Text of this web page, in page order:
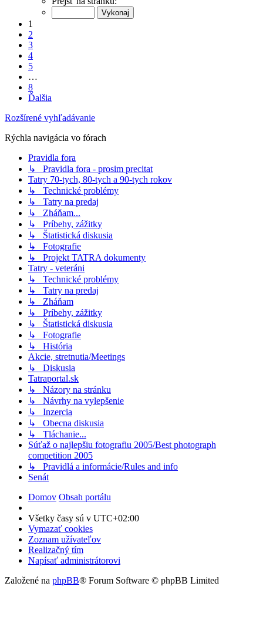
1
2
3
4
5
…
8
Ďalšia
Rozšírené vyhľadávanie
Rýchla navigácia vo fórach
Pravidla fora
↳ Pravidla fora - prosim precitat
Tatry 70-tych, 80-tych a 90-tych rokov
↳ Technické problémy
↳ Tatry na predaj
↳ Zháňam...
↳ Príbehy, zážitky
↳ Štatistická diskusia
↳ Fotografie
↳ Projekt TATRA dokumenty
Tatry - veteráni
↳ Technické problémy
↳ Tatry na predaj
↳ Zháňam
↳ Príbehy, zážitky
↳ Štatistická diskusia
↳ Fotografie
↳ História
Akcie, stretnutia/Meetings
↳ Diskusia
Tatraportal.sk
↳ Názory na stránku
↳ Návrhy na vylepšenie
↳ Inzercia
↳ Obecna diskusia
↳ Tláchanie...
Súťaž o najlepšiu fotografiu 2005/Best photograph
competition 2005
↳ Pravidlá a informácie/Rules and info
Senát
Domov Obsah portálu
Všetky časy sú v UTC+02:00
Vymazať cookies
Zoznam užívateľov
Realizačný tím
Napísať administrátorovi
Založené na phpBB® Forum Software © phpBB Limited